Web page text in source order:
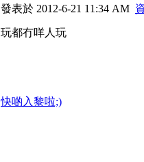
發表於 2012-6-21 11:34 AM
玩都冇咩人玩
快啲入黎啦;)